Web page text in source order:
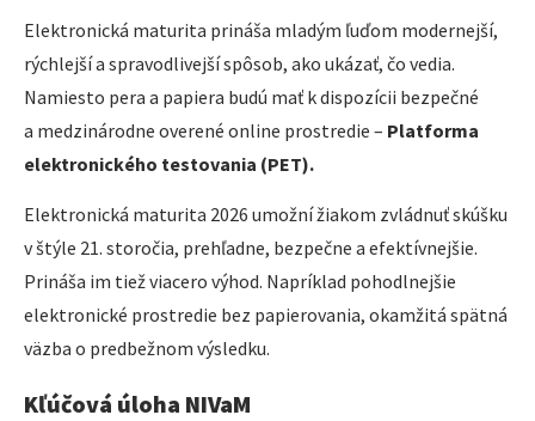
Elektronická maturita prináša mladým ľuďom modernejší,
rýchlejší a spravodlivejší spôsob, ako ukázať, čo vedia.
Namiesto pera a papiera budú mať k dispozícii bezpečné
a medzinárodne overené online prostredie – Platforma
elektronického testovania (PET).
Elektronická maturita 2026 umožní žiakom zvládnuť skúšku
v štýle 21. storočia, prehľadne, bezpečne a efektívnejšie.
Prináša im tiež viacero výhod. Napríklad pohodlnejšie
elektronické prostredie bez papierovania, okamžitá spätná
väzba o predbežnom výsledku.
Kľúčová úloha NIVaM